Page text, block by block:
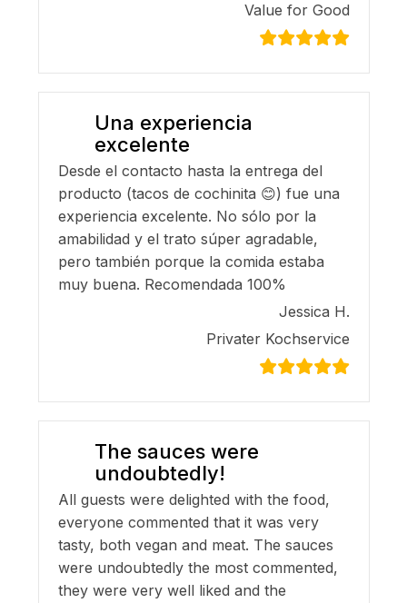
Value for Good
Una experiencia
excelente
Desde el contacto hasta la entrega del
producto (tacos de cochinita 😊) fue una
experiencia excelente. No sólo por la
amabilidad y el trato súper agradable,
pero también porque la comida estaba
muy buena. Recomendada 100%
Jessica H.
Privater Kochservice
The sauces were
undoubtedly!
All guests were delighted with the food,
everyone commented that it was very
tasty, both vegan and meat. The sauces
were undoubtedly the most commented,
they were very well liked and the